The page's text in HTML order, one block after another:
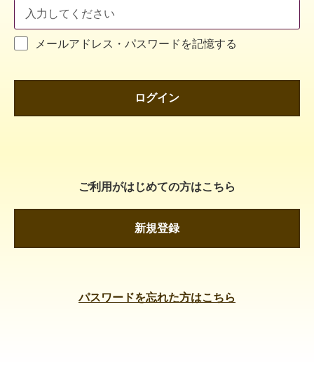
メールアドレス・パスワードを記憶する
ログイン
ご利用がはじめての方はこちら
新規登録
パスワードを忘れた方はこちら